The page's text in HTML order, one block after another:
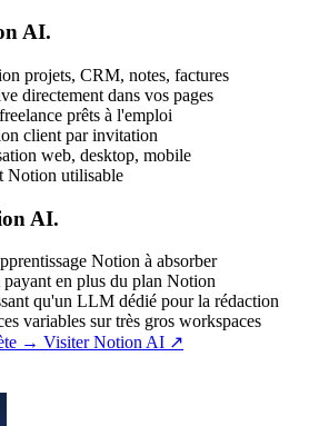
AI.
projets, CRM, notes, factures
directement dans vos pages
prêts à l'emploi
client par invitation
web, desktop, mobile
Notion utilisable
AI.
Notion à absorber
en plus du plan Notion
qu'un LLM dédié pour la rédaction
variables sur très gros workspaces
→ Visiter Notion AI ↗